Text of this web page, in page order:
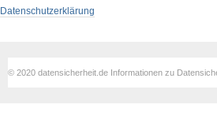
Datenschutzerklärung
© 2020 datensicherheit.de Informationen zu